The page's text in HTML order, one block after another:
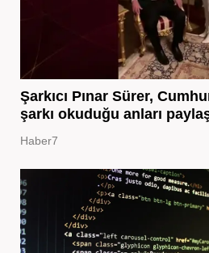
Şarkıcı Pınar Sürer,
şarkı okuduğu anları
Haber7